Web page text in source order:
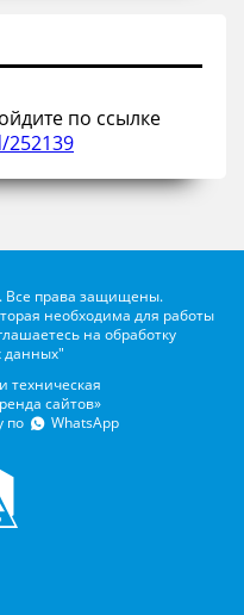
по ссылке
Все права защищены.
необходима для работы
на обработку
данных"
техническая
сайтов»
по
WhatsApp